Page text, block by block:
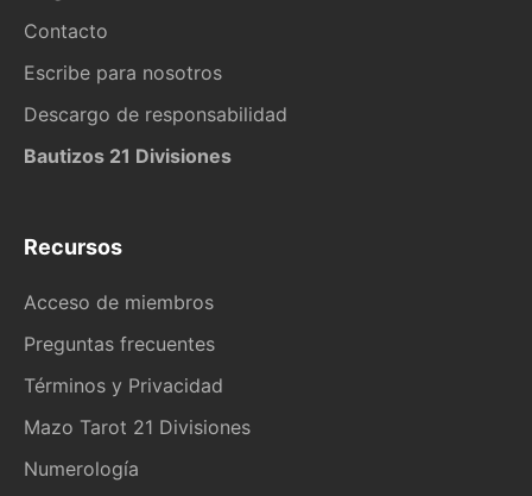
Contacto
Escribe para nosotros
Descargo de responsabilidad
Bautizos 21 Divisiones
Recursos
Acceso de miembros
Preguntas frecuentes
Términos y Privacidad
Mazo Tarot 21 Divisiones
Numerología